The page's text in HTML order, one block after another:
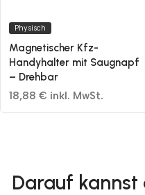
Physisch
Magnetischer Kfz-
Handyhalter mit Saugnapf
– Drehbar
18,88 € inkl. MwSt.
Darauf kannst